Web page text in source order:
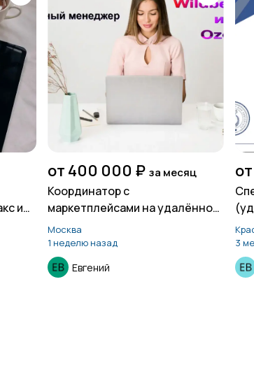
или
от 400 000 ₽ за месяц
Координатор с
маркетплейсами на удалённой
основе
Москва
1 неделю назад
Евгений
3